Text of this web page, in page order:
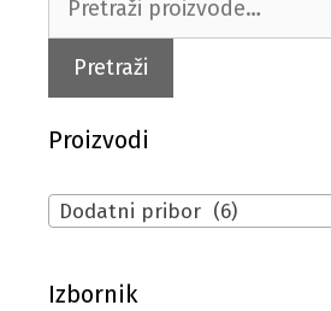
Pretraži
Proizvodi
Dodatni pribor (6)
Izbornik